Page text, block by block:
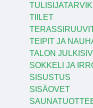
TIILET
TEIPIT JA
TALON
SOKKELI JA
SISUSTUS
SISÄOVET